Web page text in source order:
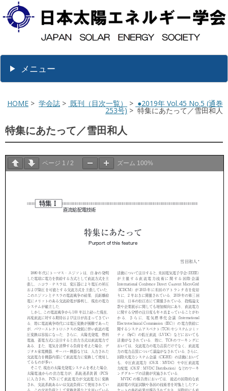
メニュー
HOME > 学会誌 > 既刊（目次一覧） > ●2019年 Vol.45 No.5 (通巻
253号) > 特集にあたって／雪田和人
特集にあたって／雪田和人
ページ 1 / 2 ズーム 100%